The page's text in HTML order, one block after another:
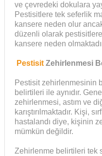
ve çevredeki dokulara
Pestisitlere tek seferlik
kansere neden olur
düzenli olarak
kansere neden
PestisitZehirlenmesi
Pestisit zehirlenmesinin
belirtileri ile aynıdır.
zehirlenmesi, astım ve
karıştırılmaktadır. Kişi,
hastalandı diye, kişinin
mümkün değildir.
Zehirlenme belirtileri tek